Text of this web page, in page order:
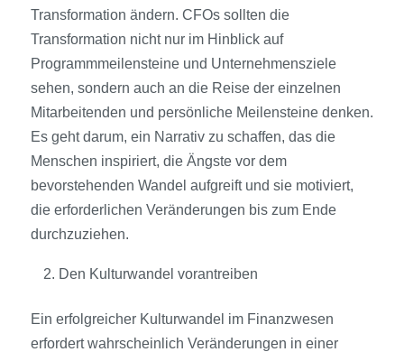
Transformation ändern. CFOs sollten die
Transformation nicht nur im Hinblick auf
Programmmeilensteine und Unternehmensziele
sehen, sondern auch an die Reise der einzelnen
Mitarbeitenden und persönliche Meilensteine denken.
Es geht darum, ein Narrativ zu schaffen, das die
Menschen inspiriert, die Ängste vor dem
bevorstehenden Wandel aufgreift und sie motiviert,
die erforderlichen Veränderungen bis zum Ende
durchzuziehen.
Den Kulturwandel vorantreiben
Ein erfolgreicher Kulturwandel im Finanzwesen
erfordert wahrscheinlich Veränderungen in einer